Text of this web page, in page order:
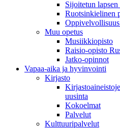
Sijoitetun
Ruotsinkielinen
Oppivelvollisuus
Muu opetus
Musiikkiopisto
Raisio-opisto
Jatko-opinnot
Vapaa-aika ja hyvinvointi
Kirjasto
uusinta
Kokoelmat
Palvelut
Kulttuuripalvelut